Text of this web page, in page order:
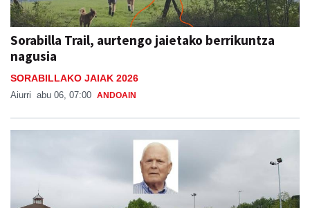
Sorabilla Trail, aurtengo jaietako berrikuntza
nagusia
SORABILLAKO JAIAK 2026
Aiurri abu 06, 07:00 ANDOAIN